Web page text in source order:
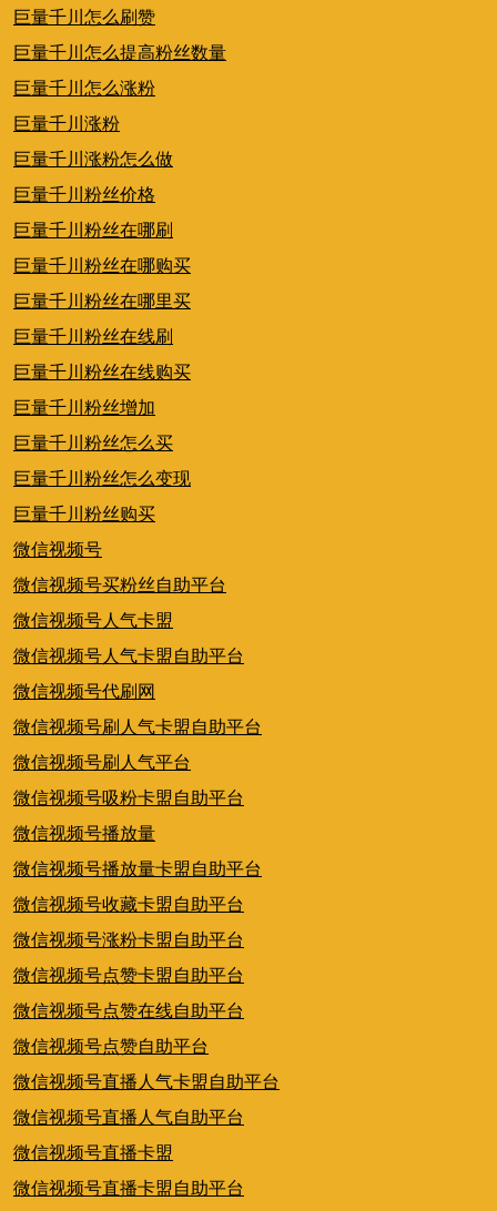
巨量千川怎么刷赞
巨量千川怎么提高粉丝数量
巨量千川怎么涨粉
巨量千川涨粉
巨量千川涨粉怎么做
巨量千川粉丝价格
巨量千川粉丝在哪刷
巨量千川粉丝在哪购买
巨量千川粉丝在哪里买
巨量千川粉丝在线刷
巨量千川粉丝在线购买
巨量千川粉丝增加
巨量千川粉丝怎么买
巨量千川粉丝怎么变现
巨量千川粉丝购买
微信视频号
微信视频号买粉丝自助平台
微信视频号人气卡盟
微信视频号人气卡盟自助平台
微信视频号代刷网
微信视频号刷人气卡盟自助平台
微信视频号刷人气平台
微信视频号吸粉卡盟自助平台
微信视频号播放量
微信视频号播放量卡盟自助平台
微信视频号收藏卡盟自助平台
微信视频号涨粉卡盟自助平台
微信视频号点赞卡盟自助平台
微信视频号点赞在线自助平台
微信视频号点赞自助平台
微信视频号直播人气卡盟自助平台
微信视频号直播人气自助平台
微信视频号直播卡盟
微信视频号直播卡盟自助平台